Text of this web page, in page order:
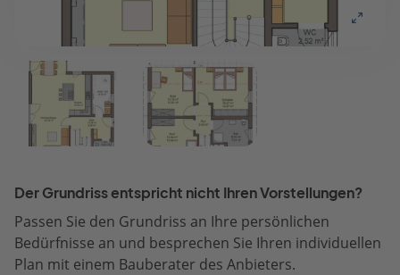
Der Grundriss entspricht nicht Ihren Vorstellungen?
Passen Sie den Grundriss an Ihre persönlichen
Bedürfnisse an und besprechen Sie Ihren individuellen
Plan mit einem Bauberater des Anbieters.